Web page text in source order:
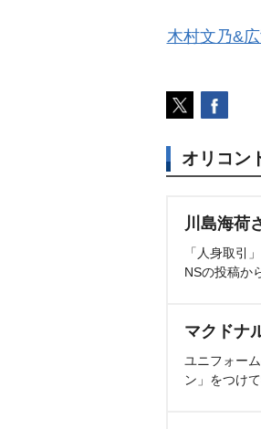
木村文乃&
オリコン
川島海荷
「人身取引
NSの投稿か
マクドナ
ユニフォー
ン」をつけ